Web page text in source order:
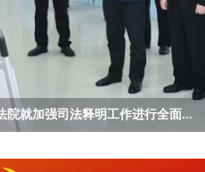
就加强司法释明工作进行全面...